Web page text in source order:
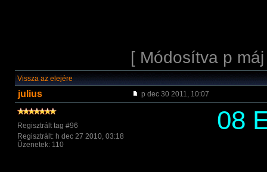
[ Módosítva p
Vissza az elejére
julius p dec 30 2011, 10:07
Regisztrált tag #96
Regisztrált: h dec 27 2010, 03:18
Üzenetek: 110
08